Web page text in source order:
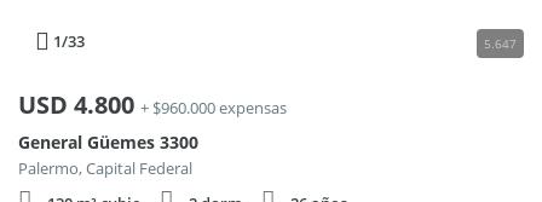
1/33 5.647
USD 4.800 + $960.000 expensas
General Güemes 3300
Palermo, Capital Federal